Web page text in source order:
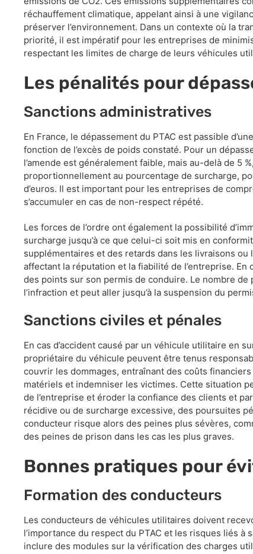
réchauffement climatique, appelant ainsi à une
préserver l’environnement. Dans un contexte où la
priorité, il est impératif pour les entreprises de
respectant les limites de charge de leurs véhicules
Les pénalités pour
Sanctions administratives
En France, le dépassement du PTAC est passible
fonction de l’excès de poids constaté. Pour un
l’amende est généralement faible, mais au-delà de 5
proportionnellement au pourcentage de surcharge,
d’euros. Il est important pour les entreprises de
s’accumuler en cas de non-respect répété.
Les forces de l’ordre ont également la possibilité
surcharge jusqu’à ce que celui-ci soit mis en
supplémentaires et des retards dans les livraisons
affectant la réputation et la fiabilité de l’entreprise.
des points sur son permis de conduire. Le nombre
l’infraction et peut aller jusqu’à la suspension du
Sanctions civiles et pénales
En cas d’accident causé par un véhicule utilitaire en
propriétaire du véhicule peuvent être tenus
couvrir les dommages, entraînant des coûts
matériels et indemniser les victimes. Cette situation
de l’entreprise et éroder la confiance des clients et
récidive ou de surcharge excessive, des poursuites
conducteur risque alors des peines plus sévères,
des peines de prison dans les cas les plus graves.
Bonnes pratiques pour
Formation des conducteurs
Les conducteurs de véhicules utilitaires doivent
l’importance du respect du PTAC et les risques liés
inclure des modules sur la vérification des charges